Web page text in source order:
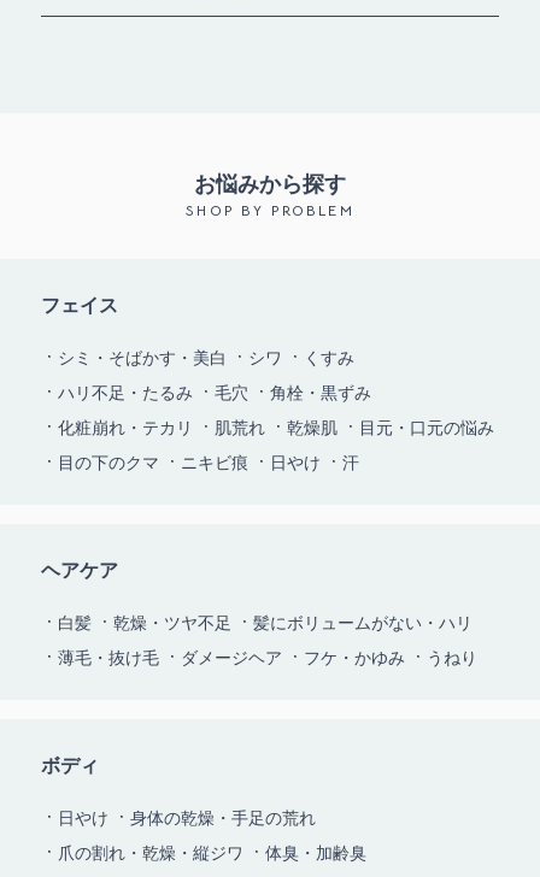
お悩みから探す
SHOP BY PROBLEM
フェイス
シミ・そばかす・美白 シワ
くすみ
ハリ不足・たるみ
毛穴
角栓・黒ずみ
化粧崩れ・テカリ
肌荒れ 乾燥肌
目元・口元の悩み
目の下のクマ
ニキビ痕 日やけ 汗
ヘアケア
白髪 乾燥・ツヤ不足
髪にボリュームがない・ハリ
薄毛・抜け毛
ダメージヘア フケ・かゆみ うねり
ボディ
日やけ
身体の乾燥・手足の荒れ
爪の割れ・乾燥・縦ジワ
体臭・加齢臭